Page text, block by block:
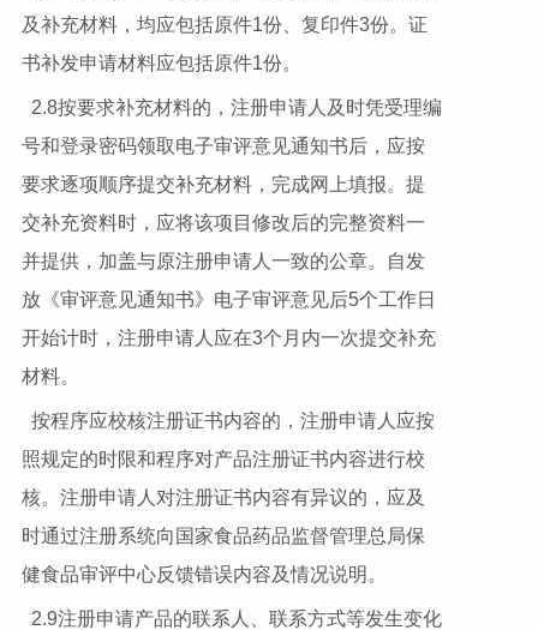
及补充材料，均应包括原件1份、复印件3份。证
书补发申请材料应包括原件1份。
2.8按要求补充材料的，注册申请人及时凭受理编
号和登录密码领取电子审评意见通知书后，应按
要求逐项顺序提交补充材料，完成网上填报。提
交补充资料时，应将该项目修改后的完整资料一
并提供，加盖与原注册申请人一致的公章。自发
放《审评意见通知书》电子审评意见后5个工作日
开始计时，注册申请人应在3个月内一次提交补充
材料。
按程序应校核注册证书内容的，注册申请人应按
照规定的时限和程序对产品注册证书内容进行校
核。注册申请人对注册证书内容有异议的，应及
时通过注册系统向国家食品药品监督管理总局保
健食品审评中心反馈错误内容及情况说明。
2.9注册申请产品的联系人、联系方式等发生变化